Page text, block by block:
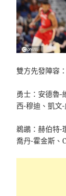
雙方先發陣容：
勇士：安德魯-
西-穆迪、凱文
鵜鶘：赫伯特-
喬丹-霍金斯、